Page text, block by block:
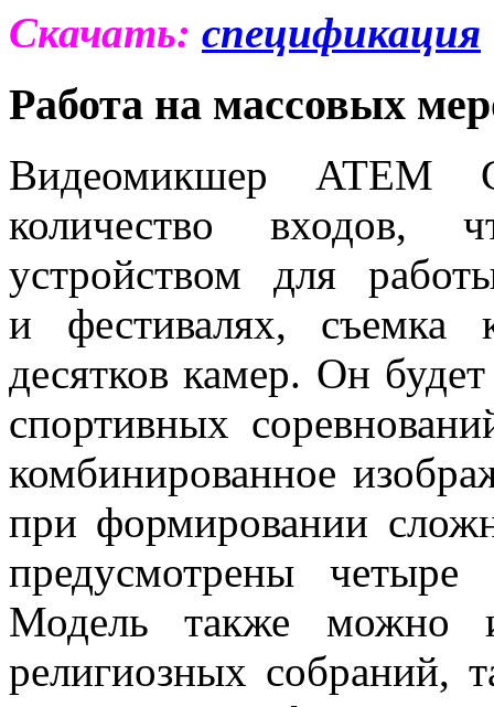
Скачать: спецификация
Работа на массовых
Видеомикшер ATEM
количество входов,
устройством для
и фестивалях, съемка
десятков камер. Он
спортивных
комбинированное
при формировании
предусмотрены
Модель также можно
религиозных собраний,